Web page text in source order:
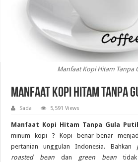
Manfaat Kopi Hitam Tanpa
Manfaat Kopi Hitam Tanpa
Sada 5,591 Views
Manfaat Kopi Hitam Tanpa Gula
minum kopi ? Kopi benar-benar men
pertanianunggulanIndonesia. Bahkan
roasted bean dan green bean